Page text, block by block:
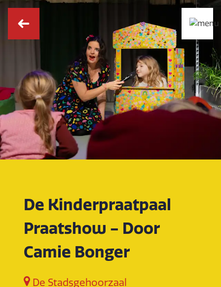
De Kinderpraatpaal
Praatshow - Door
Camie Bonger
De Stadsgehoorzaal